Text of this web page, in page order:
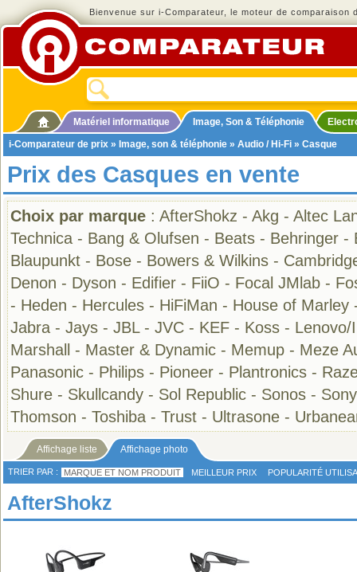
Bienvenue sur i-Comparateur, le moteur de comparaison
Matériel informatique Image, Son & Téléphonie
i-Comparateur de prix » Image, son & téléphonie » Audio / Hi-Fi » Casque
Prix des Casques en vente
Choix par marque : AfterShokz - Akg - Altec
Technica - Bang & Olufsen - Beats - Behringer -
Blaupunkt - Bose - Bowers & Wilkins -
Denon - Dyson - Edifier - FiiO - Focal JMlab -
- Heden - Hercules - HiFiMan - House of Marley
Jabra - Jays - JBL- JVC - KEF - Koss - Lenovo/
Marshall
- Master & Dynamic - Memup - Meze
Panasonic - Philips - Pioneer - Plantronics -
Shure - Skullcandy - Sol Republic - Sonos - Sony
Thomson - Toshiba - Trust - Ultrasone -
Affichage liste Affichage photo
TRIER PAR : MARQUE ET NOM PRODUIT MEILLEUR PRIX POPULARITÉ
AfterShokz